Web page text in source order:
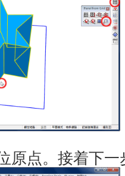
原点。接着下